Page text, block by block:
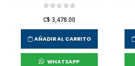
C$ 3,478.00
AÑADIR AL CARRITO
WHATSAPP